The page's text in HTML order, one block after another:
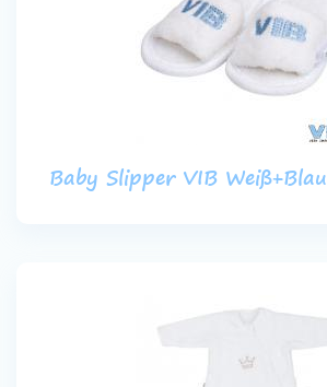
Baby Slipper VIB Weiß+Blau